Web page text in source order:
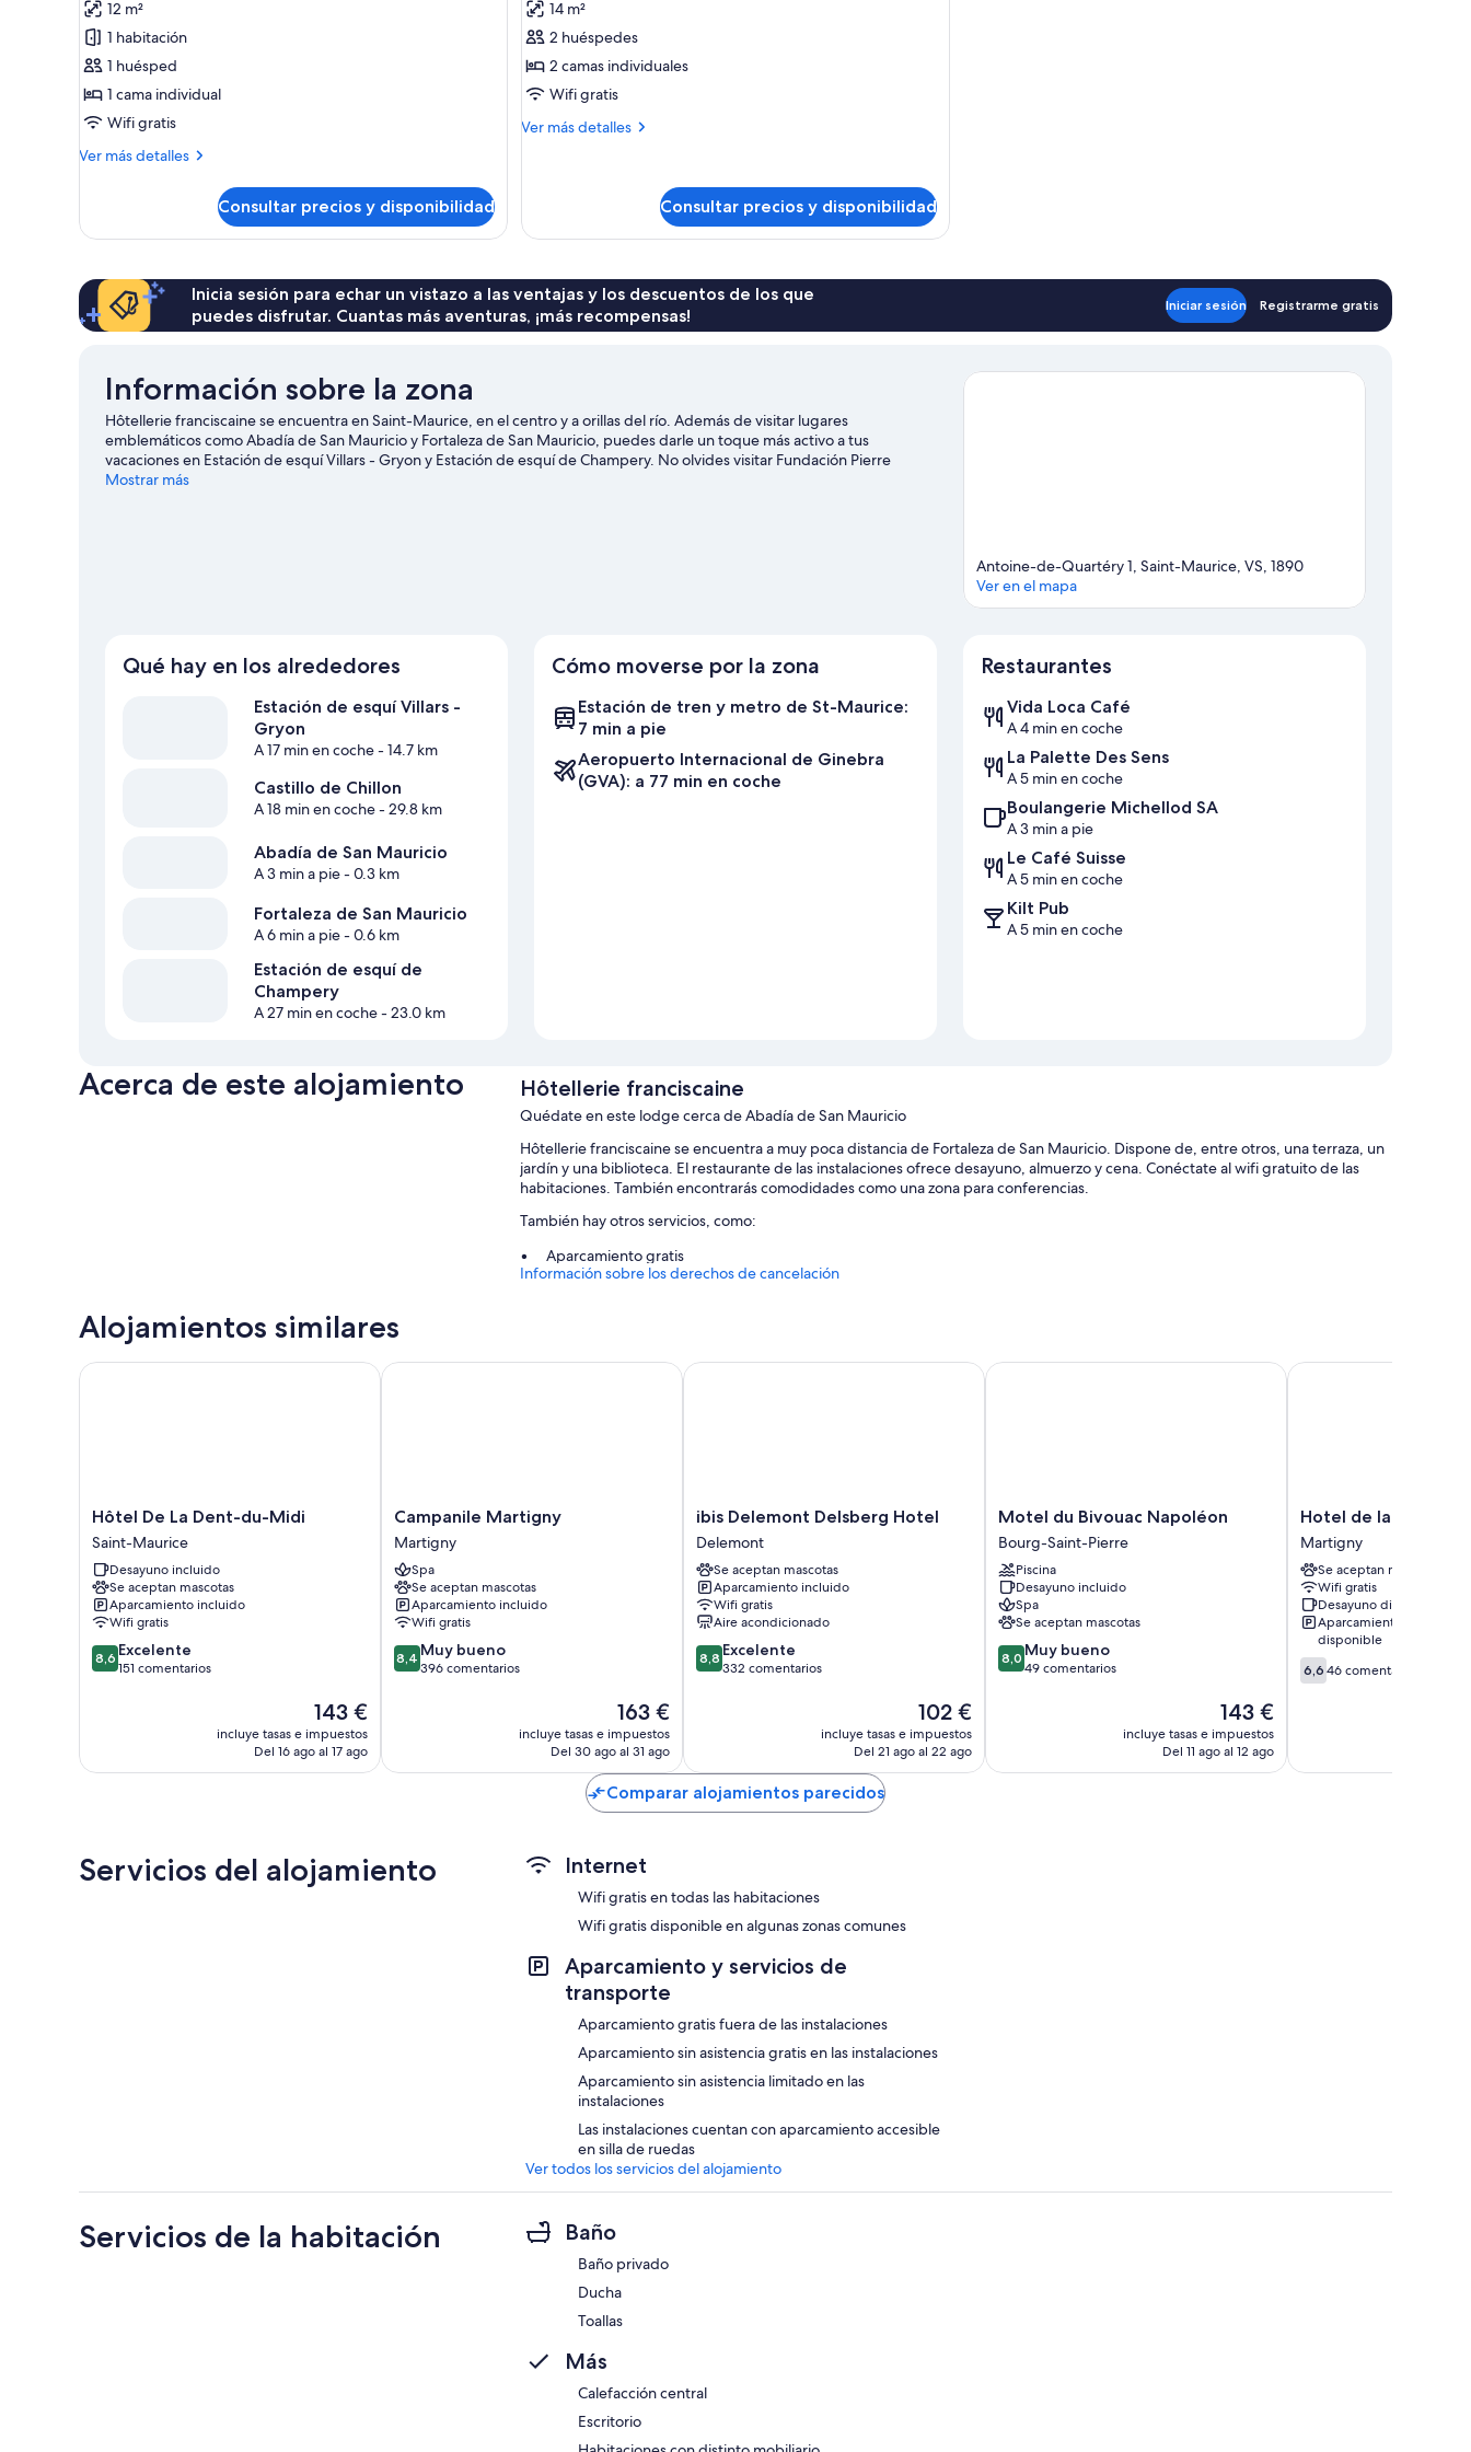
Habitación
individual
12 m²
1 habitación
1 huésped
1 cama individual
Wifi gratis
Ver más detalles
Más
individual
Consultar precios y disponibilidad
Habitación
estándar,
2
camas
individuales
14 m²
2 huéspedes
2 camas individuales
Wifi gratis
Ver más detalles
Más
2
camas
Consultar precios y disponibilidad
Inicia sesión para echar un vistazo a las ventajas y los descuentos de los que
puedes disfrutar. Cuantas más aventuras, ¡más recompensas!
Iniciar sesión Registrarme gratis
Información sobre la zona
Hôtellerie franciscaine se encuentra en Saint-Maurice, en el centro y a orillas del río. Además de visitar lugares
emblemáticos como Abadía de San Mauricio y Fortaleza de San Mauricio, puedes darle un toque más activo a tus
vacaciones en Estación de esquí Villars - Gryon y Estación de esquí de Champery. No olvides visitar Fundación Pierre
Gianadda: ¡te encantará! ¡Saca los palos y mejora tu swing! Podrás depurar tu técnica en un campo de golf cercano, o bien
Mostrar más
Antoine-de-Quartéry 1, Saint-Maurice, VS, 1890
Ver en el mapa
Qué hay en los alrededores
Estación de esquí Villars -
Gryon
A 17 min en coche- 14.7 km
Castillo de Chillon
A 18 min en coche- 29.8 km
Abadía de San Mauricio
A 3 min a pie- 0.3 km
Fortaleza de San Mauricio
A 6 min a pie- 0.6 km
Estación de esquí de
Champery
A 27 min en coche- 23.0 km
Cómo moverse por la zona
Estación de tren y metro de St-Maurice:
7 min a pie
Aeropuerto Internacional de Ginebra
(GVA): a 77 min en coche
Restaurantes
Vida Loca Café
A 4 min en coche
La Palette Des Sens
A 5 min en coche
Boulangerie Michellod SA
A 3 min a pie
Le Café Suisse
A 5 min en coche
Kilt Pub
A 5 min en coche
Acerca de este alojamiento Hôtellerie franciscaine
Quédate en este lodge cerca de Abadía de San Mauricio
Hôtellerie franciscaine se encuentra a muy poca distancia de Fortaleza de San Mauricio. Dispone de, entre otros, una terraza, un
jardín y una biblioteca. El restaurante de las instalaciones ofrece desayuno, almuerzo y cena. Conéctate al wifi gratuito de las
habitaciones. También encontrarás comodidades como una zona para conferencias.
También hay otros servicios, como:
Aparcamiento gratis
Desayuno bufé (de pago), café o té en las zonas comunes y consigna de equipaje
Información sobre los derechos de cancelación
Alojamientos similares
Hôtel
De
La
Dent-
du-
Midi
Saint-
Maurice
Hôtel De La Dent-du-Midi
Saint-Maurice
Desayuno incluido
Se aceptan mascotas
Aparcamiento incluido
Wifi gratis
8.6
sobre
8,6 Excelente
151 comentarios
El
precio
actual
143 €
incluye tasas e impuestos
Del 16 ago al 17 ago
Hôtel De La Dent-du-Midi
Campanile
Martigny
Martigny
Campanile Martigny
Martigny
Spa
Se aceptan mascotas
Aparcamiento incluido
Wifi gratis
8.4
sobre
8,4 Muy bueno
396 comentarios
El
precio
actual
de
163 €
163 €
incluye tasas e impuestos
Del 30 ago al 31 ago
Campanile Martigny
ibis
Delemont
Delsberg
Hotel
Delemont
ibis Delemont Delsberg Hotel
Delemont
Se aceptan mascotas
Aparcamiento incluido
Wifi gratis
Aire acondicionado
8.8
sobre
8,8 Excelente
332 comentarios
El
precio
actual
102 €
incluye tasas e impuestos
Del 21 ago al 22 ago
ibis Delemont Delsberg Hotel
Motel
du
Bivouac
Napoléon
Bourg-
Saint-
Pierre
Motel du Bivouac Napoléon
Bourg-Saint-Pierre
Piscina
Desayuno incluido
Spa
Se aceptan mascotas
8.0
sobre
8,0 Muy bueno
49 comentarios
El
precio
actual
143 €
incluye tasas e impuestos
Del 11 ago al 12 ago
Motel du Bivouac Napoléon
Hotel
de
la
Poste
Martigny
Hotel de la Poste
Martigny
Se aceptan mascotas
Wifi gratis
Desayuno disponible
Aparcamiento
disponible
6.6
sobre
6,6 46 comentarios
Hotel de la Poste
Comparar alojamientos parecidos
Servicios del alojamiento Internet
Wifi gratis en todas las habitaciones
Wifi gratis disponible en algunas zonas comunes
Aparcamiento y servicios de
transporte
Aparcamiento gratis fuera de las instalaciones
Aparcamiento sin asistencia gratis en las instalaciones
Aparcamiento sin asistencia limitado en las
instalaciones
Las instalaciones cuentan con aparcamiento accesible
en silla de ruedas
Ver todos los servicios del alojamiento
Servicios de la habitación Baño
Baño privado
Ducha
Toallas
Más
Calefacción central
Escritorio